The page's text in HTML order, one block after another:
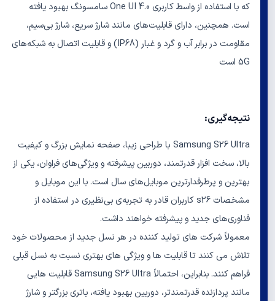
که با استفاده از واسط کاربری One UI 4.0 سامسونگ بهبود یافته
است. همچنین، دارای قابلیت‌های مانند شارژ سریع، شارژ بی‌سیم،
مقاومت در برابر آب و گرد و غبار (IP68) و قابلیت اتصال به شبکه‌های
5G است
نتیجه‌گیری:
Samsung S26 Ultra با طراحی زیبا، صفحه نمایش بزرگ و کیفیت
بالا، سخت افزار قدرتمند، دوربین پیشرفته و ویژگی‌های فراوان، یکی از
بهترین و پرطرفدارترین موبایل‌های سال است. با این موبایل و
مشخصات s26 کاربران قادر به تجربه‌ی بی‌نظیری در استفاده از
فناوری‌های جدید و پیشرفته خواهند داشت.
معمولاً شرکت های تولید کننده در هر نسل جدید از محصولات خود
تلاش می کنند تا قابلیت ها و ویژگی های بهتری نسبت به نسل قبلی
فراهم کنند. بنابراین، احتمالاً Samsung S26 Ultra قابلیت هایی
مانند پردازنده قدرتمندتر، دوربین بهبود یافته، باتری بزرگتر و شارژ